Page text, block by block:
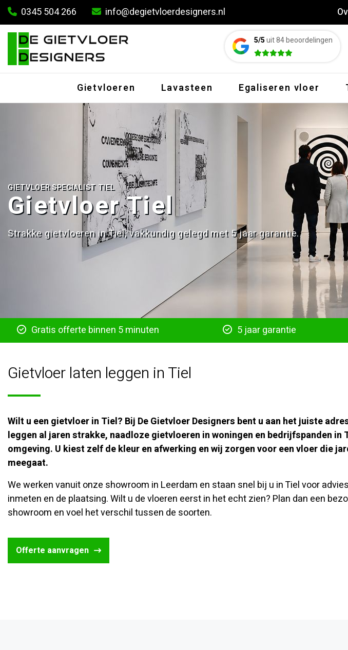
0345 504 266 info@degietvloerdesigners.nl
5/5uit 84 beoordelingen
Gietvloeren Lavasteen Egaliseren vloer
GIETVLOER SPECIALIST TIEL
Gietvloer Tiel
Strakke gietvloeren in Tiel, vakkundig gelegd met 5 jaar garantie.
Gratis offerte binnen 5 minuten 5 jaar garantie
Gietvloer laten leggen in Tiel
Wilt u een gietvloer in Tiel? Bij De Gietvloer Designers bent u aan het juiste
leggen al jaren strakke, naadloze gietvloeren in woningen en bedrijfspanden in
omgeving. U kiest zelf de kleur en afwerking en wij zorgen voor een vloer die
meegaat.
We werken vanuit onze showroom in Leerdam en staan snel bij u in Tiel voor
inmeten en de plaatsing. Wilt u de vloeren eerst in het echt zien? Plan dan een
showroom en voel het verschil tussen de soorten.
Offerte aanvragen